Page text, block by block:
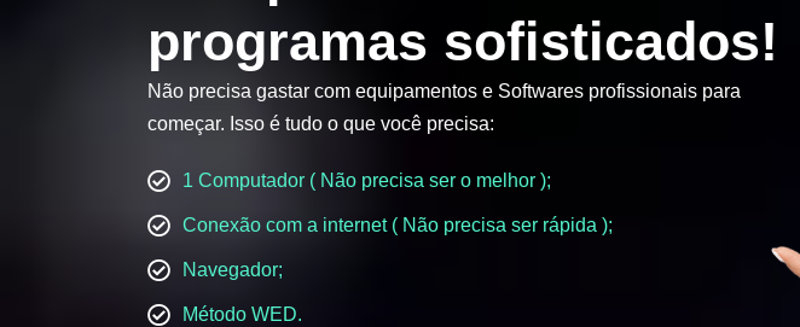
programas sofisticados!
Não precisa gastar com equipamentos e Softwares profissionais para
começar. Isso é tudo o que você precisa:
1 Computador ( Não precisa ser o melhor );
Conexão com a internet ( Não precisa ser rápida );
Navegador;
Método WED.